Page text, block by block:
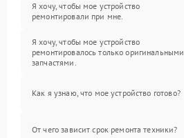
Я хочу, чтобы мое устройство
ремонтировали при мне.
Я хочу, чтобы мое устройство
ремонтировалось только оригинальными
запчастями.
Как я узнаю, что мое устройство готово?
От чего зависит срок ремонта техники?